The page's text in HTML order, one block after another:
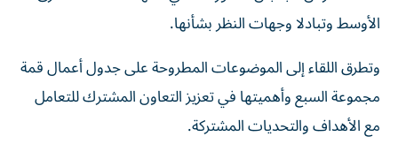
الأوسط وتبادلا وجهات النظر بشأنها.
وتطرق اللقاء إلى الموضوعات المطروحة على جدول أعمال قمة
مجموعة السبع وأهميتها في تعزيز التعاون المشترك للتعامل
مع الأهداف والتحديات المشتركة.